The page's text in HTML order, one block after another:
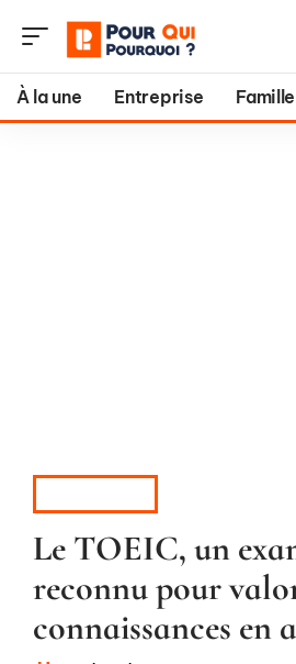
À la une Entreprise Famille
Le TOEIC, un
reconnu pour
connaissances en